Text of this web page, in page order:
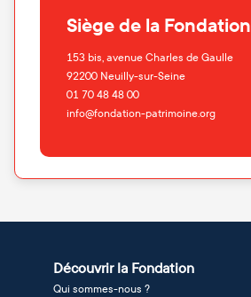
Siège de la Fondation
153 bis, avenue Charles de Gaulle
92200 Neuilly-sur-Seine
01 70 48 48 00
info@fondation-patrimoine.org
Découvrir la Fondation
Qui sommes-nous ?